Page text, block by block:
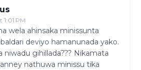
1:01 PM
wela ahinsaka minissunta
deviyo hamanunada yako.
niwadu gihillada??? Nikamata
nathuwa minissu tika